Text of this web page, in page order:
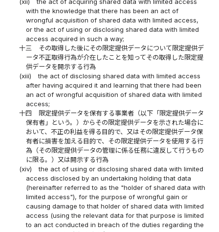
(xii)
the act of acquiring shared data with limited access
with the knowledge that there has been an act of
wrongful acquisition of shared data with limited access,
or the act of using or disclosing shared data with limited
access acquired in such a way;
十三
その取得した後にその限定提供データについて限定提供デ
ータ不正取得行為が介在したことを知ってその取得した限定提
供データを開示する行為
(xiii)
the act of disclosing shared data with limited access
after having acquired it and learning that there had been
an act of wrongful acquisition of shared data with limited
access;
十四
限定提供データを保有する事業者（以下「限定提供データ
保有者」という。）からその限定提供データを示された場合に
おいて、不正の利益を得る目的で、又はその限定提供データ保
有者に損害を加える目的で、その限定提供データを使用する行
為（その限定提供データの管理に係る任務に違反して行うもの
に限る。）又は開示する行為
(xiv)
the act of using or disclosing shared data with limited
access disclosed by an undertaking holding that data
(hereinafter referred to as the "holder of shared data with
limited access"), for the purpose of wrongful gain or
causing damage to that holder of shared data with limited
access (using the relevant data for that purpose is limited
to an act conducted in breach of the duties regarding the